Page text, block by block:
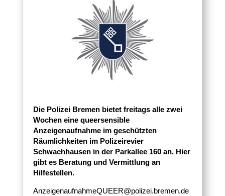
Die Polizei Bremen bietet freitags alle zwei
Wochen eine queersensible
Anzeigenaufnahme im geschützten
Räumlichkeiten im Polizeirevier
Schwachhausen in der Parkallee 160 an. Hier
gibt es Beratung und Vermittlung an
Hilfestellen.
AnzeigenaufnahmeQUEER@polizei.bremen.de